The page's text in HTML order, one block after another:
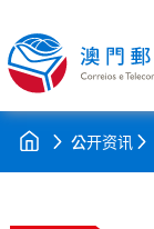
公开资讯